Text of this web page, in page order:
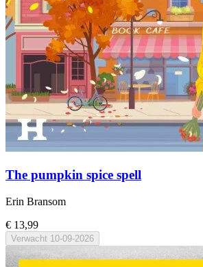
The pumpkin spice spell
Erin Bransom
€ 13,99
Verwacht 10-09-2026